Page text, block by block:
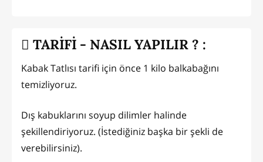
TARİFİ - NASIL YAPILIR ? :
Kabak Tatlısı tarifi için önce 1 kilo balkabağını
temizliyoruz.
Dış kabuklarını soyup dilimler halinde
şekillendiriyoruz. (İstediğiniz başka bir şekli de
verebilirsiniz).